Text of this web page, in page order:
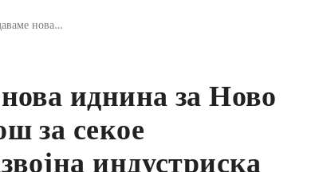
нова…
иднина за Ново
за секое
индустриска